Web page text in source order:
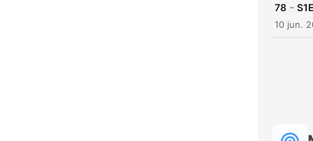
78 -
10 jun.